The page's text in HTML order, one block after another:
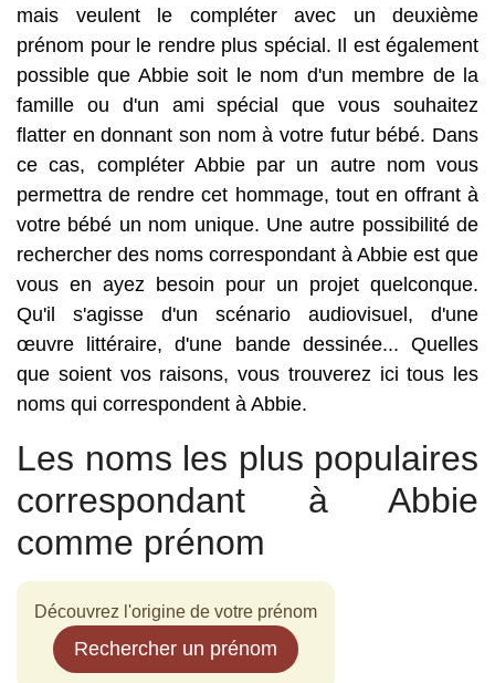
mais veulent le compléter avec un deuxième
prénom pour le rendre plus spécial. Il est également
possible que Abbie soit le nom d'un membre de la
famille ou d'un ami spécial que vous souhaitez
flatter en donnant son nom à votre futur bébé. Dans
ce cas, compléter Abbie par un autre nom vous
permettra de rendre cet hommage, tout en offrant à
votre bébé un nom unique. Une autre possibilité de
rechercher des noms correspondant à Abbie est que
vous en ayez besoin pour un projet quelconque.
Qu'il s'agisse d'un scénario audiovisuel, d'une
œuvre littéraire, d'une bande dessinée... Quelles
que soient vos raisons, vous trouverez ici tous les
noms qui correspondent à Abbie.
Les noms les plus populaires
correspondant à Abbie
comme prénom
Découvrez l'origine de votre prénom
Rechercher un prénom